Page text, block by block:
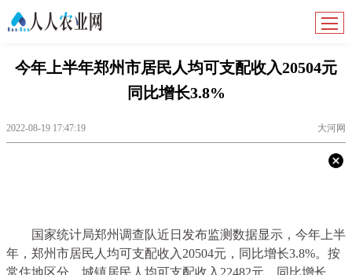
今年上半年郑州市居民人均可支配收入20504元
同比增长3.8%
2022-08-19 17:47:19 大河网
国家统计局郑州调查队近日发布监测数据显示，今年上半
年，郑州市居民人均可支配收入20504元，同比增长3.8%。按
常住地区分，城镇居民人均可支配收入22482元，同比增长